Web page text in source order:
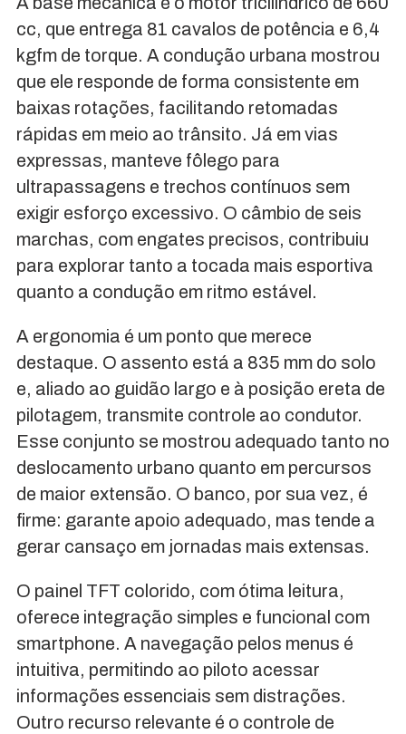
cc, que entrega 81 cavalos de potência e 6,4
kgfm de torque. A condução urbana mostrou
que ele responde de forma consistente em
baixas rotações, facilitando retomadas
rápidas em meio ao trânsito. Já em vias
expressas, manteve fôlego para
ultrapassagens e trechos contínuos sem
exigir esforço excessivo. O câmbio de seis
marchas, com engates precisos, contribuiu
para explorar tanto a tocada mais esportiva
quanto a condução em ritmo estável.
A ergonomia é um ponto que merece
destaque. O assento está a 835 mm do solo
e, aliado ao guidão largo e à posição ereta de
pilotagem, transmite controle ao condutor.
Esse conjunto se mostrou adequado tanto no
deslocamento urbano quanto em percursos
de maior extensão. O banco, por sua vez, é
firme: garante apoio adequado, mas tende a
gerar cansaço em jornadas mais extensas.
O painel TFT colorido, com ótima leitura,
oferece integração simples e funcional com
smartphone. A navegação pelos menus é
intuitiva, permitindo ao piloto acessar
informações essenciais sem distrações.
Outro recurso relevante é o controle de